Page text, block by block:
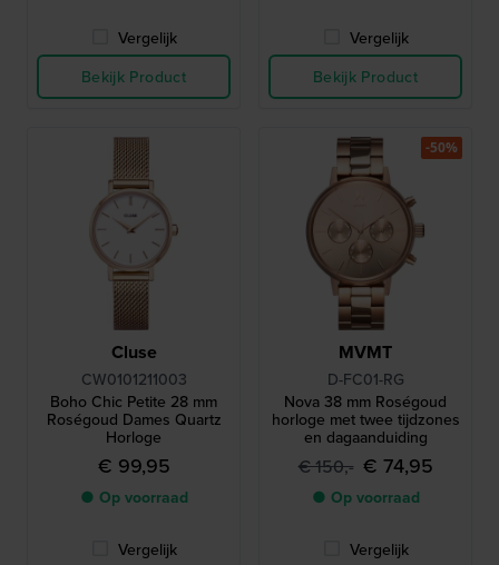
Vergelijk
Bekijk Product
Vergelijk
Bekijk Product
Cluse
CW0101211003
Boho Chic Petite 28 mm
Roségoud Dames Quartz
Horloge
€ 99,95
● Op voorraad
Vergelijk
MVMT
D-FC01-RG
Nova 38 mm Roségoud
horloge met twee tijdzones
en dagaanduiding
€ 150,- € 74,95
● Op voorraad
Vergelijk
-50%